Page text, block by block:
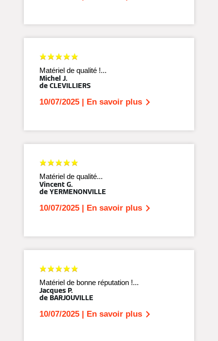
Matériel de qualité !...
Michel J.
de CLEVILLIERS
10/07/2025 | En savoir plus
Matériel de qualité...
Vincent G.
de YERMENONVILLE
10/07/2025 | En savoir plus
Matériel de bonne réputation !...
Jacques P.
de BARJOUVILLE
10/07/2025 | En savoir plus